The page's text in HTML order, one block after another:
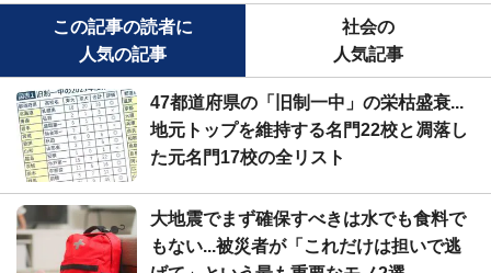
この記事の読者に
人気の記事
社会の
人気記事
47都道府県の「旧制一中」の栄枯盛衰...
地元トップを維持する名門22校と凋落し
た元名門17校の全リスト
大地震でまず確保すべきは水でも食料で
もない...被災者が「これだけは担いで逃